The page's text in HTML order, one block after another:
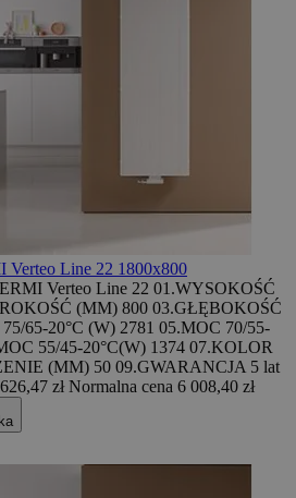
Line 22 1800x800
Verteo Line 22 01.WYSOKOŚĆ
(MM) 800 03.GŁĘBOKOŚĆ
65-20°C (W) 2781 05.MOC 70/55-
55/45-20°C(W) 1374 07.KOLOR
(MM) 50 09.GWARANCJA 5 lat
zł Normalna cena 6 008,40 zł